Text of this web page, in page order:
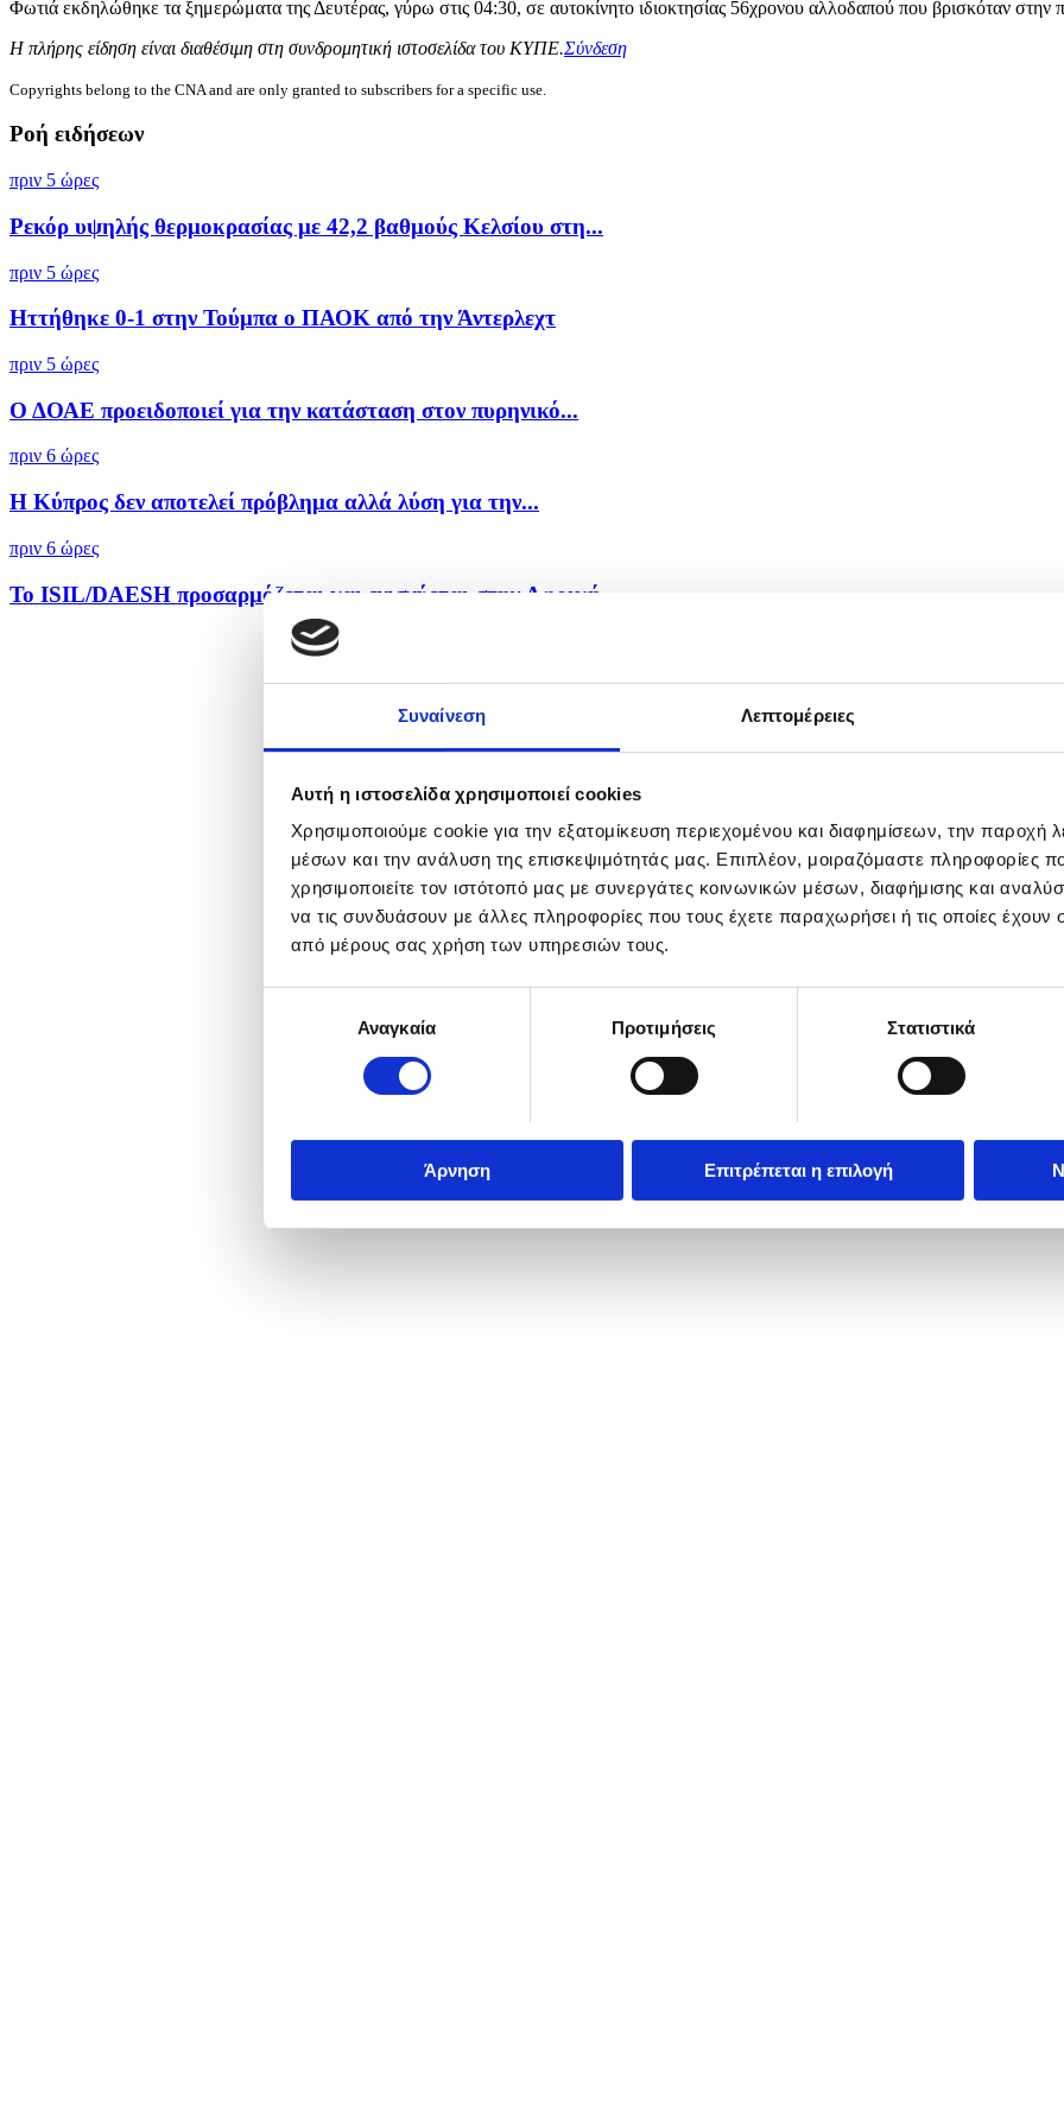
Συναίνεση Λεπτομέρειες
Αυτή η ιστοσελίδα χρησιμοποιεί cookies
Χρησιμοποιούμε cookie για την εξατομίκευση περιεχομένου και διαφημίσεων, την παροχή
μέσων και την ανάλυση της επισκεψιμότητάς μας. Επιπλέον, μοιραζόμαστε πληροφορίες
χρησιμοποιείτε τον ιστότοπό μας με συνεργάτες κοινωνικών μέσων, διαφήμισης και
να τις συνδυάσουν με άλλες πληροφορίες που τους έχετε παραχωρήσει ή τις οποίες έχουν
από μέρους σας χρήση των υπηρεσιών τους.
συγκατάθεσηςΑναγκαία Προτιμήσεις Στατιστικά
Άρνηση Επιτρέπεται η επιλογή
Φωτιά εκδηλώθηκε τα ξημερώματα της Δευτέρας, γύρω στις 04:30, σε αυτοκίνητο ιδιοκτησίας 56χρονου αλλοδαπού που βρισκόταν
Η πλήρης είδηση είναι διαθέσιμη στη συνδρομητική ιστοσελίδα του ΚΥΠΕ.Σύνδεση
Copyrights belong to the CNA and are only granted to subscribers for a specific use.
Ροή ειδήσεων
πριν 5 ώρες
Ρεκόρ υψηλής θερμοκρασίας με 42,2 βαθμούς Κελσίου στη...
πριν 5 ώρες
Ηττήθηκε 0-1 στην Τούμπα ο ΠΑΟΚ από την Άντερλεχτ
πριν 5 ώρες
Ο ΔΟΑΕ προειδοποιεί για την κατάσταση στον πυρηνικό...
πριν 6 ώρες
Η Κύπρος δεν αποτελεί πρόβλημα αλλά λύση για την...
πριν 6 ώρες
Το ISIL/DAESH προσαρμόζεται και ενισχύεται στην Αφρική...